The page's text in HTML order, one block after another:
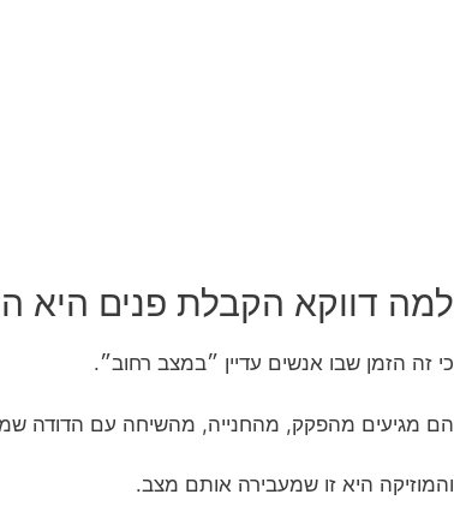
למה דווקא הקבלת פנים היא
כי זה הזמן שבו אנשים עדיין ״במצב רחוב״.
הם מגיעים מהפקק, מהחנייה, מהשיחה עם הדודה
והמוזיקה היא זו שמעבירה אותם מצב.